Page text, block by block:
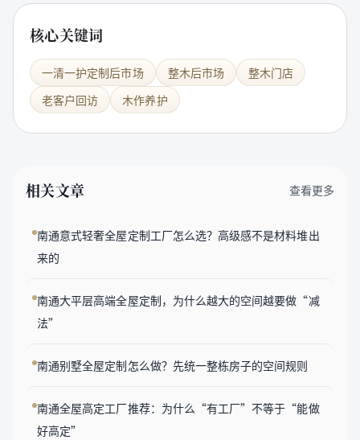
核心关键词
一清一护定制后市场 整木后市场
整木门店
老客户回访
木作养护
相关文章 查看更多
南通意式轻奢全屋定制工厂怎么选？高级感不是材料堆出
来的
南通大平层高端全屋定制，为什么越大的空间越要做“减
法”
南通别墅全屋定制怎么做？先统一整栋房子的空间规则
南通全屋高定工厂推荐：为什么“有工厂”不等于“能做
好高定”